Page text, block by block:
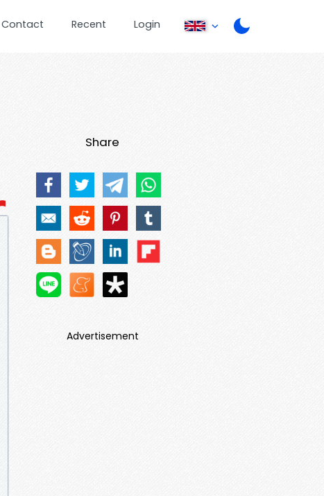
Contact Recent Login
Share
Advertisement